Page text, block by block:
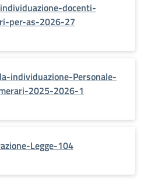
docenti-
per-as-2026-27
individuazione-Personale-
2025-2026-1
Legge-104